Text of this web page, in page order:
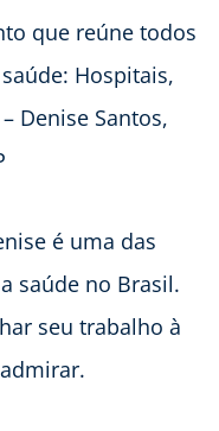
que reúne todos
Hospitais,
Denise Santos,
é uma das
saúde no Brasil.
seu trabalho à